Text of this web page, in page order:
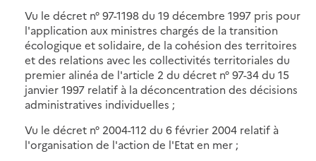
Vu le décret n° 97-1198 du 19 décembre 1997 pris pour
l'application aux ministres chargés de la transition
écologique et solidaire, de la cohésion des territoires
et des relations avec les collectivités territoriales du
premier alinéa de l'article 2 du décret n° 97-34 du 15
janvier 1997 relatif à la déconcentration des décisions
administratives individuelles ;
Vu le décret n° 2004-112 du 6 février 2004 relatif à
l'organisation de l'action de l'Etat en mer ;